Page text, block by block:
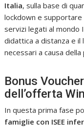
Italia, sulla base di
lockdown e supportare
servizi legati al mondo
didattica a distanza e
necessari a causa
Bonus
dell’offerta
In questa prima fase
famiglie con ISEE